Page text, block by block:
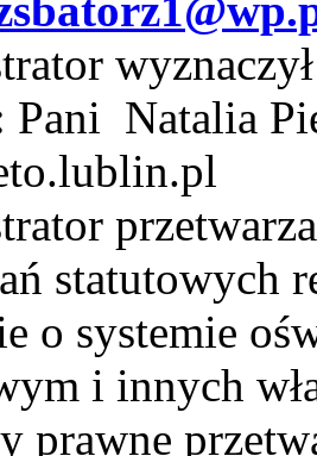
Pani
statutowych
o systemie
i innych
prawne